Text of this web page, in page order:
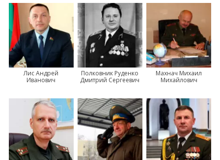
Лис Андрей
Иванович
Полковник Руденко
Дмитрий Сергеевич
Махнач Михаил
Михайлович